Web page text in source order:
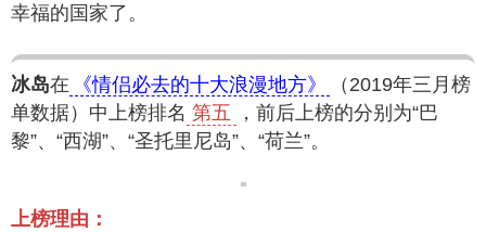
幸福的国家了。
冰岛在 《情侣必去的十大浪漫地方》
（2019年三月榜
单数据）中上榜排名 第五
，前后上榜的分别为“巴
黎”、“西湖”、“圣托里尼岛”、“荷兰”。
上榜理由：